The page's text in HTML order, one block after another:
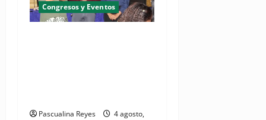
Congresos y Eventos
Pascualina Reyes
4 agosto,